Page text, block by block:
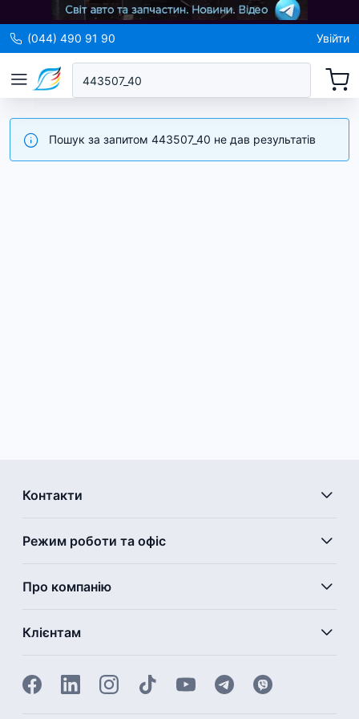
(044) 490 91 90 Увійти
Пошук за запитом 443507_40 не дав результатів
Контакти
Режим роботи та офіс
Про компанію
Клієнтам